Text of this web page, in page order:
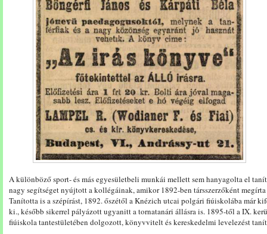
A különböző sport- és más egyesületbeli munkái mellett sem hanyagolta el
nagy segítséget nyújtott a kollégáinak, amikor 1892-ben társszerzőként megírta
Tanította is a szépírást, 1892. őszétől a Knézich utcai polgári fiúiskolába már
ki., később sikerrel pályázott ugyanitt a tornatanári állásra is. 1895-től a IX.
fiúiskola tantestületében dolgozott, könyvvitelt és kereskedelmi levelezést